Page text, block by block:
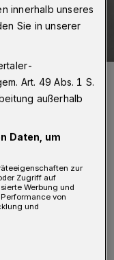
im
Hilfspaket
und
innerhalb unseres
Sie in unserer
Art. 49 Abs. 1 S.
außerhalb
Daten, um
zur
Zugriff auf
Werbung und
von
und